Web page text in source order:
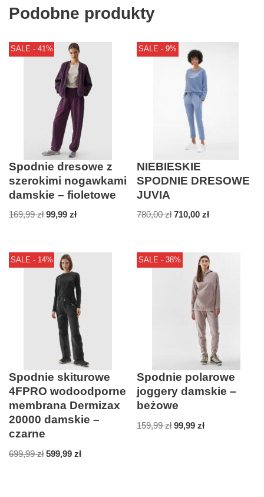
Podobne produkty
SALE - 41%
Spodnie dresowe z
szerokimi nogawkami
damskie – fioletowe
169,99zł 99,99 zł
SALE - 9%
NIEBIESKIE
SPODNIE DRESOWE
JUVIA
780,00zł 710,00zł
SALE - 14%
Spodnie skiturowe
4FPRO wodoodporne
membrana Dermizax
20000 damskie –
czarne
699,99zł 599,99 zł
SALE - 38%
Spodnie polarowe
joggery damskie –
beżowe
159,99zł 99,99zł